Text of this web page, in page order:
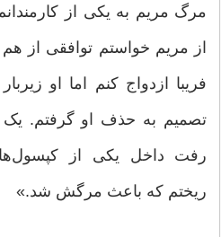
مرگ مریم به یکی از
از مریم خواستم توافقی از هم
فریبا ازدواج کنم اما او
تصمیم به حذف او گرفتم. یک
رفت داخل یکی از
ریختم که باعث مرگش شد.»